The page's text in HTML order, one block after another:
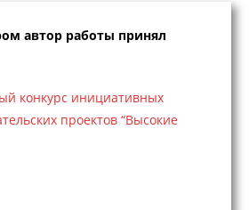
автор работы принял
конкурс инициативных
проектов “Высокие